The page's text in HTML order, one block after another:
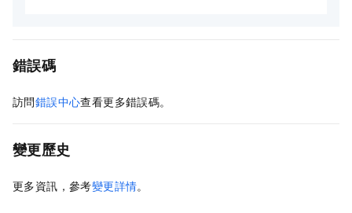
錯誤碼
訪問錯誤中心查看更多錯誤碼。
變更歷史
更多資訊，參考變更詳情。